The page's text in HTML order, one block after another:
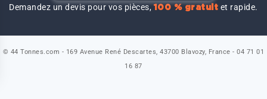
Demandez un devis pour vos pièces,100 % gratuit et rapide.
© 44 Tonnes.com - 169 Avenue René Descartes, 43700 Blavozy, France - 04 71 01
16 87